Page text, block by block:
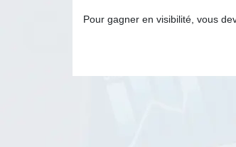
Pour gagner en visibilité, vous